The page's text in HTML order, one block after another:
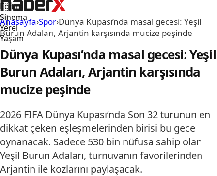
Eğitim
Sinema
Yerel
Yaşam
Anasayfa›Spor›Dünya Kupası’nda masal gecesi: Yeşil
Burun Adaları, Arjantin karşısında mucize peşinde
Dünya Kupası’nda masal gecesi: Yeşil
Burun Adaları, Arjantin karşısında
mucize peşinde
2026 FIFA Dünya Kupası’nda Son 32 turunun en
dikkat çeken eşleşmelerinden birisi bu gece
oynanacak. Sadece 530 bin nüfusa sahip olan
Yeşil Burun Adaları, turnuvanın favorilerinden
Arjantin ile kozlarını paylaşacak.